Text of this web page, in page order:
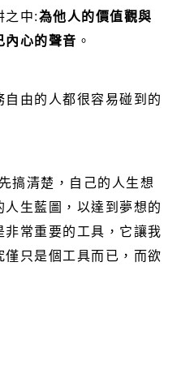
之中:為他人的價值觀與
內心的聲音 。
由的人都很容易碰到的
搞清楚，自己的人生想
生藍圖，以達到夢想的
非常重要的工具，它讓我
只是個工具而已，而欲